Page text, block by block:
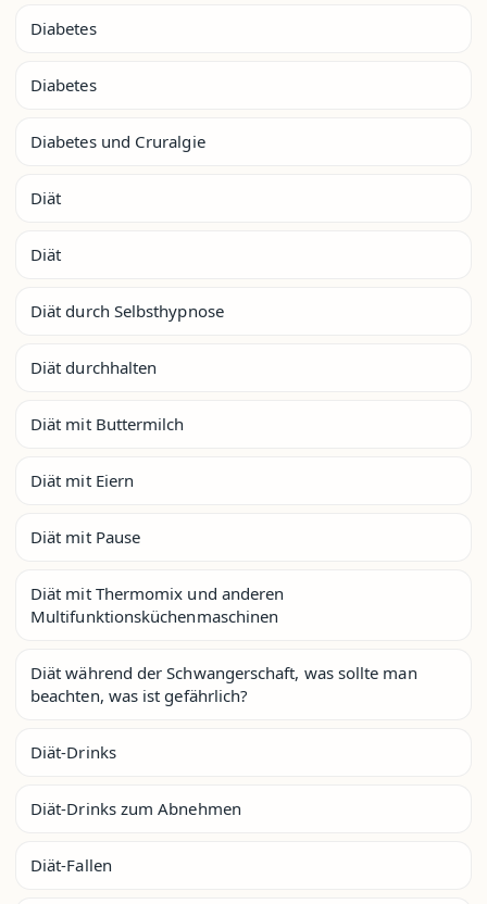
Diabetes
Diabetes
Diabetes und Cruralgie
Diät
Diät
Diät durch Selbsthypnose
Diät durchhalten
Diät mit Buttermilch
Diät mit Eiern
Diät mit Pause
Diät mit Thermomix und anderen
Multifunktionsküchenmaschinen
Diät während der Schwangerschaft, was sollte man
beachten, was ist gefährlich?
Diät-Drinks
Diät-Drinks zum Abnehmen
Diät-Fallen